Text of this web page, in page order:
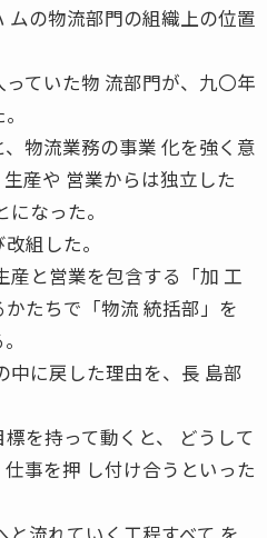
ムの物流部門の組織上の位置
ていた物 流部門が、九〇年
物流業務の事業 化を強く意
産や 営業からは独立した
なった。
組した。
産と営業を包含する「加 工
たちで「物流 統括部」を
中に戻した理由を、長 島部
を持って動くと、 どうして
事を押 し付け合うといった